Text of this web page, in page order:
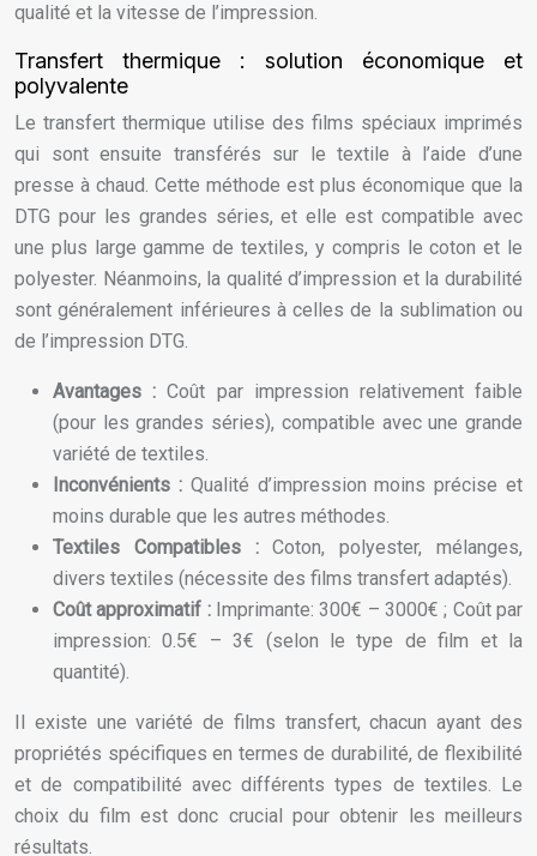
qualité et la vitesse de l’impression.
Transfert thermique : solution économique et
polyvalente
Le transfert thermique utilise des films spéciaux imprimés
qui sont ensuite transférés sur le textile à l’aide d’une
presse à chaud. Cette méthode est plus économique que la
DTG pour les grandes séries, et elle est compatible avec
une plus large gamme de textiles, y compris le coton et le
polyester. Néanmoins, la qualité d’impression et la durabilité
sont généralement inférieures à celles de la sublimation ou
de l’impression DTG.
Avantages :Coût par impression relativement faible
(pour les grandes séries), compatible avec une grande
variété de textiles.
Inconvénients : Qualité d’impression moins précise et
moins durable que les autres méthodes.
Textiles Compatibles :Coton, polyester, mélanges,
divers textiles (nécessite des films transfert adaptés).
Coût approximatif : Imprimante: 300€ – 3000€ ; Coût par
impression: 0.5€ – 3€ (selon le type de film et la
quantité).
Il existe une variété de films transfert, chacun ayant des
propriétés spécifiques en termes de durabilité, de flexibilité
et de compatibilité avec différents types de textiles. Le
choix du film est donc crucial pour obtenir les meilleurs
résultats.